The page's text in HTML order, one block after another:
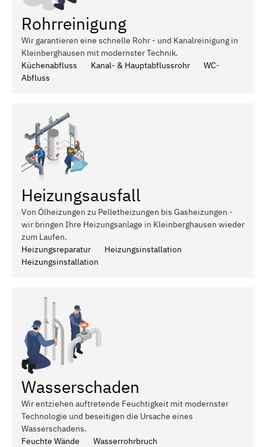
Rohrreinigung
Wir garantieren eine schnelle Rohr - und Kanalreinigung in
Kleinberghausen mit modernster Technik.
Küchenabfluss
Kanal- & Hauptabflussrohr
WC-
Abfluss
Heizungsausfall
Von Ölheizungen zu Pelletheizungen bis Gasheizungen -
wir bringen Ihre Heizungsanlage in Kleinberghausen wieder
zum Laufen.
Heizungsreparatur
Heizungsinstallation
Heizungsinstallation
Wasserschaden
Wir entziehen auftretende Feuchtigkeit mit modernster
Technologie und beseitigen die Ursache eines
Wasserschadens.
Feuchte Wände
Wasserrohrbruch